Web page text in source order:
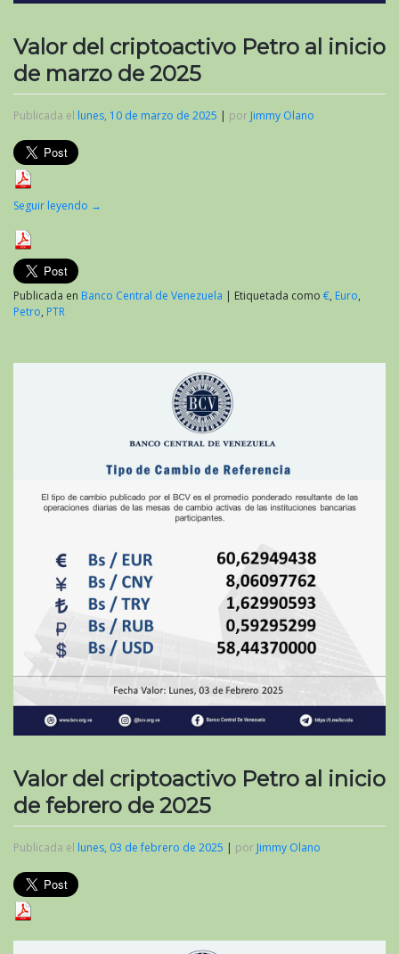
Valor del criptoactivo Petro al inicio
de marzo de 2025
Publicada el lunes, 10 de marzo de 2025 | por Jimmy Olano
Seguir leyendo →
Publicada en Banco Central de Venezuela | Etiquetada como €, Euro,
Petro, PTR
Valor del criptoactivo Petro al inicio
de febrero de 2025
Publicada el lunes, 03 de febrero de 2025 | por Jimmy Olano